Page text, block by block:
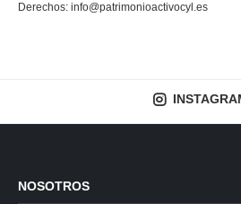
Derechos: info@patrimonioactivocyl.es
NOSOTROS